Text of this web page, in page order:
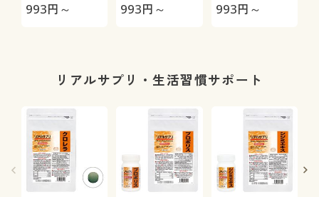
993円～
993円～
993円～
リアルサプリ・生活習慣サポート